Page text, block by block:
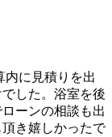
内に見積りを出
した。浴室を後
ーンの相談も出
き嬉しかったで